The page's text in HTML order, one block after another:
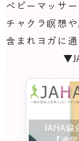
ベビーマッサー
チャクラ瞑想
含まれヨガに